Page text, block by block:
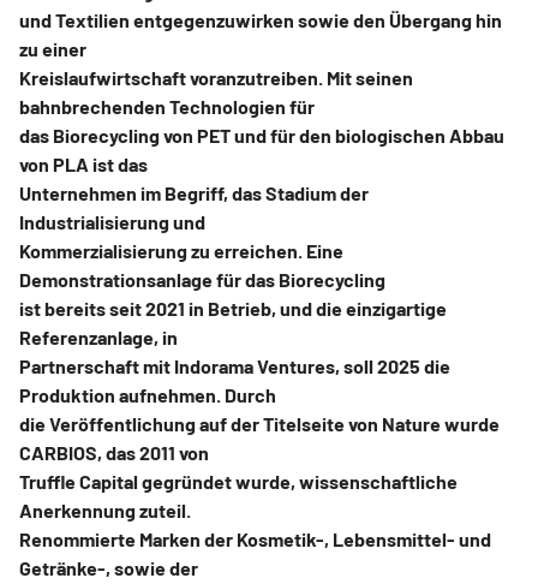
und Textilien entgegenzuwirken sowie den Übergang hin
zu einer
Kreislaufwirtschaft voranzutreiben. Mit seinen
bahnbrechenden Technologien für
das Biorecycling von PET und für den biologischen Abbau
von PLA ist das
Unternehmen im Begriff, das Stadium der
Industrialisierung und
Kommerzialisierung zu erreichen. Eine
Demonstrationsanlage für das Biorecycling
ist bereits seit 2021 in Betrieb, und die einzigartige
Referenzanlage, in
Partnerschaft mit Indorama Ventures, soll 2025 die
Produktion aufnehmen. Durch
die Veröffentlichung auf der Titelseite von Nature wurde
CARBIOS, das 2011 von
Truffle Capital gegründet wurde, wissenschaftliche
Anerkennung zuteil.
Renommierte Marken der Kosmetik-, Lebensmittel- und
Getränke-, sowie der